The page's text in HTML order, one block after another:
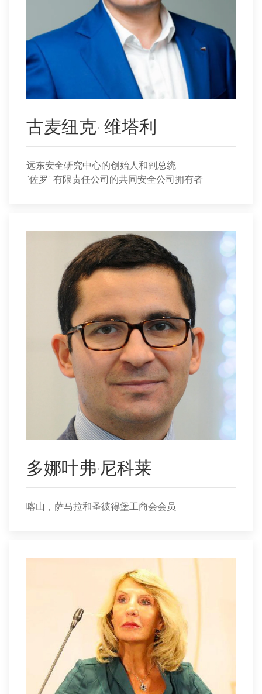
古麦纽克· 维塔利
远东安全研究中心的创始人和副总统
“佐罗” 有限责任公司的共同安全公司拥有者
多娜叶弗·尼科莱
喀山，萨马拉和圣彼得堡工商会会员